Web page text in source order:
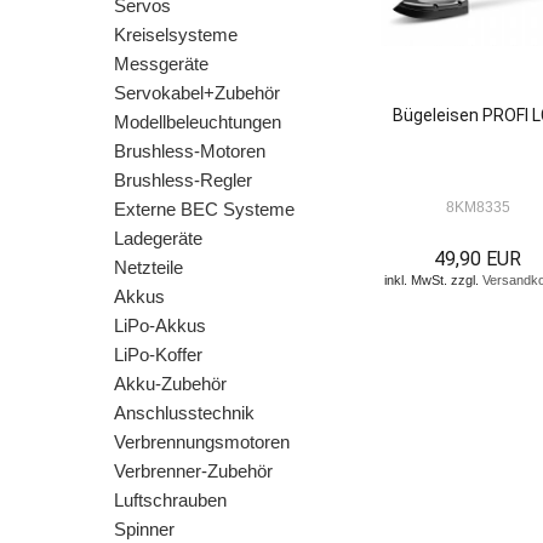
Servos
Kreiselsysteme
Messgeräte
Servokabel+Zubehör
Modellbeleuchtungen
Brushless-Motoren
Brushless-Regler
Externe BEC Systeme
Ladegeräte
Netzteile
Akkus
LiPo-Akkus
LiPo-Koffer
Akku-Zubehör
Anschlusstechnik
Verbrennungsmotoren
Verbrenner-Zubehör
Luftschrauben
Spinner
Bügeleisen PROFI
8KM8335
49,90 EUR
inkl. MwSt. zzgl.